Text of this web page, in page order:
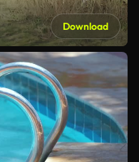
Download